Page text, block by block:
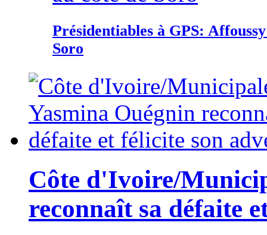
Présidentiables à GPS:
Soro
Côte d'Ivoire/
reconnaît sa défaite